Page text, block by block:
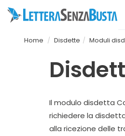
Home Disdette Moduli
Il modulo disdetta
richiedere la
alla ricezione delle